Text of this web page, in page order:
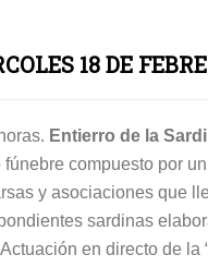
18 DE
Entierro de la
fúnebre compuesto por
y asociaciones que
sardinas
en directo de la